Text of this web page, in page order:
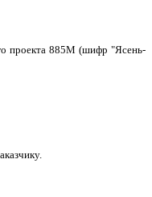
проекта 885М (шифр "Ясень-